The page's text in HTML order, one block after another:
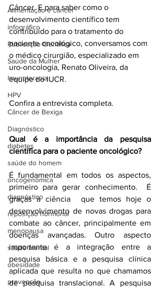
Alimentação e câncer
infográfico
Publicação Científica
Saúde da Mulher
Imunoterapia
HPV
Câncer de Bexiga
Diagnóstico
diabetes
saúde do homem
oncogenômica
diagnóstico
reposição hormonal
menopausa
saúde mental
obesidade
prevenção
Câncer. E para saber como o
desenvolvimento científico tem
contribuído para o tratamento do
paciente oncológico, conversamos com
o médico cirurgião, especializado em
uro-oncologia, Renato Oliveira, da
equipe do IUCR.
Confira a entrevista completa.
Qual é a importância da pesquisa
científica para o paciente oncológico?
É fundamental em todos os aspectos,
primeiro para gerar conhecimento.  É
graças à ciência  que temos hoje o
desenvolvimento de novas drogas para
combate ao câncer, principalmente em
doenças avançadas. Outro aspecto
importante é a integração entre a
pesquisa básica e a pesquisa clínica
aplicada que resulta no que chamamos
de pesquisa translacional. A pesquisa